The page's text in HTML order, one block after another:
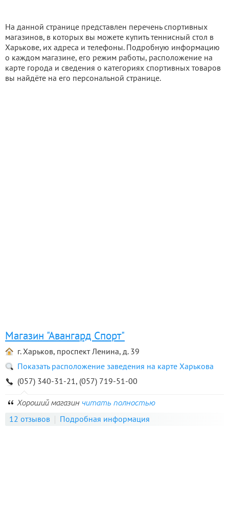
На данной странице представлен перечень спортивных
магазинов, в которых вы можете купить теннисный стол в
Харькове, их адреса и телефоны. Подробную информацию
о каждом магазине, его режим работы, расположение на
карте города и сведения о категориях спортивных товаров
вы найдёте на его персональной странице.
Магазин "Авангард Спорт"
г. Харьков, проспект Ленина, д. 39
Показать расположение заведения на карте Харькова
(057) 340-31-21, (057) 719-51-00
Хороший магазин читать полностью
12 отзывов Подробная информация